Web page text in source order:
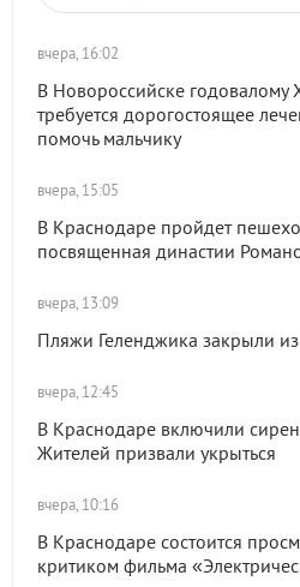
вчера, 16:02
В Новороссийске годовалому
требуется дорогостоящее
помочь мальчику
вчера, 15:05
В Краснодаре пройдет
посвященная династии
вчера, 13:09
Пляжи Геленджика закрыли
вчера, 12:45
В Краснодаре включили
Жителей призвали укрыться
вчера, 10:16
В Краснодаре состоится
критиком фильма